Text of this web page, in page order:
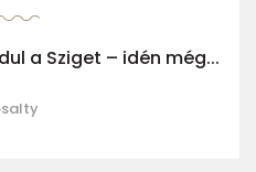
a Sziget – idén még...